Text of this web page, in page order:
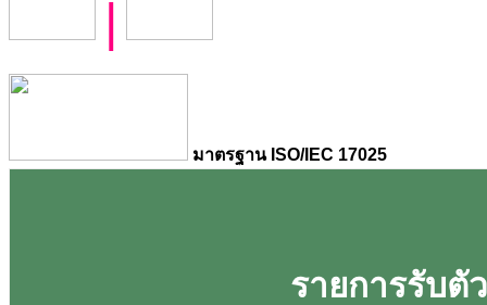
มาตรฐาน ISO/IEC 17025
รายการรับตั